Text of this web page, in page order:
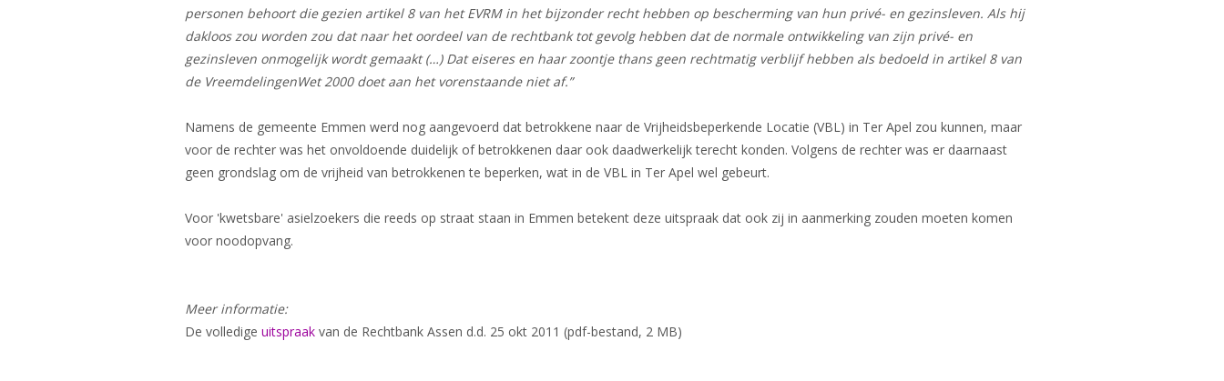
personen behoort die gezien artikel 8 van het EVRM in het bijzonder recht hebben op bescherming van hun privé- en gezinsleven. Als hij
dakloos zou worden zou dat naar het oordeel van de rechtbank tot gevolg hebben dat de normale ontwikkeling van zijn privé- en
gezinsleven onmogelijk wordt gemaakt (…) Dat eiseres en haar zoontje thans geen rechtmatig verblijf hebben als bedoeld in artikel 8 van
de VreemdelingenWet 2000 doet aan het vorenstaande niet af.”
Namens de gemeente Emmen werd nog aangevoerd dat betrokkene naar de Vrijheidsbeperkende Locatie (VBL) in Ter Apel zou kunnen, maar
voor de rechter was het onvoldoende duidelijk of betrokkenen daar ook daadwerkelijk terecht konden. Volgens de rechter was er daarnaast
geen grondslag om de vrijheid van betrokkenen te beperken, wat in de VBL in Ter Apel wel gebeurt.
Voor 'kwetsbare' asielzoekers die reeds op straat staan in Emmen betekent deze uitspraak dat ook zij in aanmerking zouden moeten komen
voor noodopvang.
Meer informatie:
De volledige uitspraakvan de Rechtbank Assen d.d. 25 okt 2011 (pdf-bestand, 2 MB)